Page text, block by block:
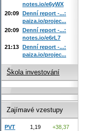
notes.io/e6yWX
20:09 Denní report -...:
paiza.io/projec...
20:09 Denní report -...:
notes.io/e6rL7
21:13 Denní report -...:
paiza.io/projec...
Škola investování
Zajímavé vzestupy
PVT 1,19
+38,37